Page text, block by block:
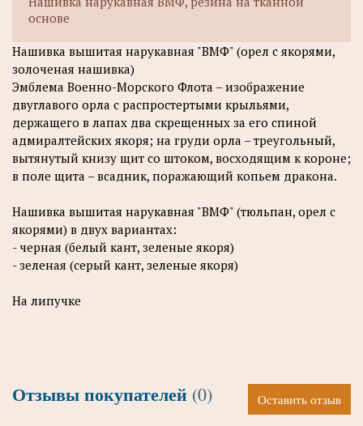
основе
Нашивка вышитая нарукавная "ВМФ" (орел с якорями,
золоченая нашивка)
Эмблема Военно-Морского Флота – изображение
двуглавого орла с распростертыми крыльями,
держащего в лапах два скрещенных за его спиной
адмиралтейских якоря; на груди орла – треугольный,
вытянутый книзу щит со штоком, восходящим к короне;
в поле щита – всадник, поражающий копьем дракона.
Нашивка вышитая нарукавная "ВМФ" (тюльпан, орел с
якорями) в двух вариантах:
- черная (белый кант, зеленые якоря)
- зеленая (серый кант, зеленые якоря)
На липучке
Отзывы покупателей (0) Оставить отзыв